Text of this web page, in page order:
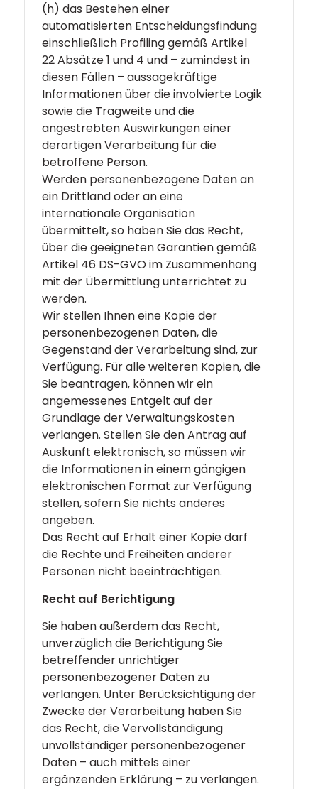
(h) das Bestehen einer
automatisierten Entscheidungsfindung
einschließlich Profiling gemäß Artikel
22 Absätze 1 und 4 und – zumindest in
diesen Fällen – aussagekräftige
Informationen über die involvierte Logik
sowie die Tragweite und die
angestrebten Auswirkungen einer
derartigen Verarbeitung für die
betroffene Person.
Werden personenbezogene Daten an
ein Drittland oder an eine
internationale Organisation
übermittelt, so haben Sie das Recht,
über die geeigneten Garantien gemäß
Artikel 46 DS-GVO im Zusammenhang
mit der Übermittlung unterrichtet zu
werden.
Wir stellen Ihnen eine Kopie der
personenbezogenen Daten, die
Gegenstand der Verarbeitung sind, zur
Verfügung. Für alle weiteren Kopien, die
Sie beantragen, können wir ein
angemessenes Entgelt auf der
Grundlage der Verwaltungskosten
verlangen. Stellen Sie den Antrag auf
Auskunft elektronisch, so müssen wir
die Informationen in einem gängigen
elektronischen Format zur Verfügung
stellen, sofern Sie nichts anderes
angeben.
Das Recht auf Erhalt einer Kopie darf
die Rechte und Freiheiten anderer
Personen nicht beeinträchtigen.
Recht auf Berichtigung
Sie haben außerdem das Recht,
unverzüglich die Berichtigung Sie
betreffender unrichtiger
personenbezogener Daten zu
verlangen. Unter Berücksichtigung der
Zwecke der Verarbeitung haben Sie
das Recht, die Vervollständigung
unvollständiger personenbezogener
Daten – auch mittels einer
ergänzenden Erklärung – zu verlangen.